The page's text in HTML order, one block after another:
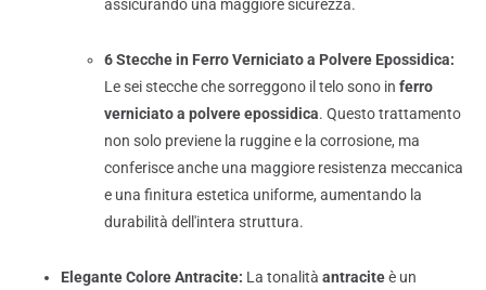
assicurando una maggiore sicurezza.
6 Stecche in Ferro Verniciato a Polvere Epossidica:
Le sei stecche che sorreggono il telo sono in ferro
verniciato a polvere epossidica. Questo trattamento
non solo previene la ruggine e la corrosione, ma
conferisce anche una maggiore resistenza meccanica
e una finitura estetica uniforme, aumentando la
durabilità dell'intera struttura.
Elegante Colore Antracite: La tonalità antraciteè un